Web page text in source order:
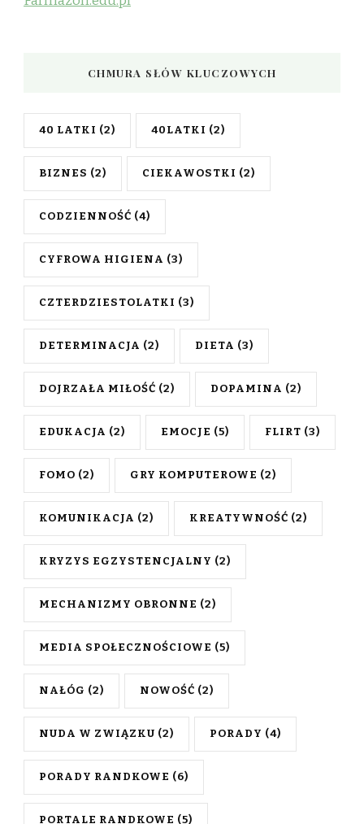
CHMURA SŁÓW KLUCZOWYCH
40 LATKI (2) 40LATKI (2)
BIZNES (2) CIEKAWOSTKI (2)
CODZIENNOŚĆ (4)
CYFROWA HIGIENA (3)
CZTERDZIESTOLATKI (3)
DETERMINACJA (2) DIETA (3)
DOJRZAŁA MIŁOŚĆ (2) DOPAMINA (2)
EDUKACJA (2) EMOCJE (5) FLIRT (3)
FOMO (2) GRY KOMPUTEROWE (2)
KOMUNIKACJA (2) KREATYWNOŚĆ (2)
KRYZYS EGZYSTENCJALNY (2)
MECHANIZMY OBRONNE (2)
MEDIA SPOŁECZNOŚCIOWE (5)
NAŁÓG (2) NOWOŚĆ (2)
NUDA W ZWIĄZKU (2) PORADY (4)
PORADY RANDKOWE (6)
PORTALE RANDKOWE (5)